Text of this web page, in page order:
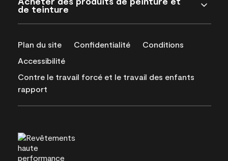
de teinture
Plan du site Confidentialité
Conditions
Accessibilité
Contre le travail forcé et le travail des enfants
rapport